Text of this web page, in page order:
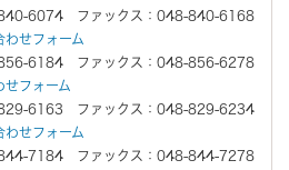
6074 ファックス：048-840-6168
わせフォーム
6184 ファックス：048-856-6278
せフォーム
6163 ファックス：048-829-6234
わせフォーム
7184 ファックス：048-844-7278